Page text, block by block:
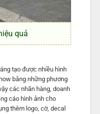
quả
tạo được nhiều hình
bằng những phương
các nhãn hàng, doanh
cáo hình ảnh cho
thêm logo, cờ, decal